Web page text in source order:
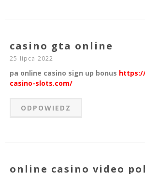
casino gta online
25 lipca 2022
pa online casino sign up bonus
casino-slots.com/
ODPOWIEDZ
online casino video